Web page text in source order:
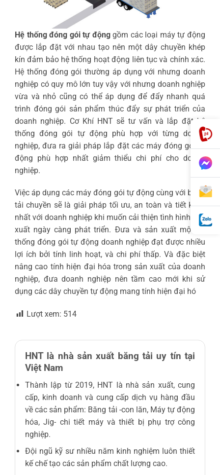
Hệ thống đóng gói tự độnggồm các loại máy tự động
được lắp đặt với nhau tạo nên một dây chuyền khép
kín đảm bảo hệ thống hoạt động liên tục và chính xác.
Hệ thống đóng gói thường áp dụng với nhưng doanh
nghiệp có quy mô lớn tuy vậy với nhưng doanh nghiệp
vừa và nhỏ cũng có thể áp dụng để đẩy nhanh quá
trình đóng gói sản phẩm thúc đẩy sự phát triển của
doanh nghiệp. Cơ Khí HNT sẽ tư vấn và lắp đặt hệ
thống đóng gói tự động phù hợp với từng doanh
nghiệp, đưa ra giải pháp lắp đặt các máy đóng gói tự
động phù hợp nhất giảm thiểu chi phí cho doanh
nghiệp.
Việc áp dụng các máy đóng gói tự động cùng với băng
tải chuyền sẽ là giải pháp tối ưu, an toàn và tiết kiệm
nhất với doanh nghiệp khi muốn cải thiện tình hình sản
xuất ngày càng phát triển. Đưa và sản xuất một hệ
thống đóng gói tự động doanh nghiệp đạt được nhiều
lợi ích bởi tính linh hoạt, và chi phí thấp. Và đặc biệt
nâng cao tính hiện đại hóa trong sản xuất của doanh
nghiệp, đưa doanh nghiệp nên tầm cao mới khi sử
dụng các dây chuyền tự động mang tính hiện đại hó
Lượt xem: 514
HNT là nhà sản xuất băng tải uy tín tại
Việt Nam
Thành lập từ 2019, HNT là nhà sản xuất, cung
cấp, kinh doanh và cung cấp dịch vụ hàng đầu
về các sản phẩm: Băng tải -con lăn, Máy tự động
hóa, Jig- chi tiết máy và thiết bị phụ trợ công
nghiệp.
Đội ngũ kỹ sư nhiều năm kinh nghiệm luôn thiết
kế chế tạo các sản phẩm chất lượng cao.